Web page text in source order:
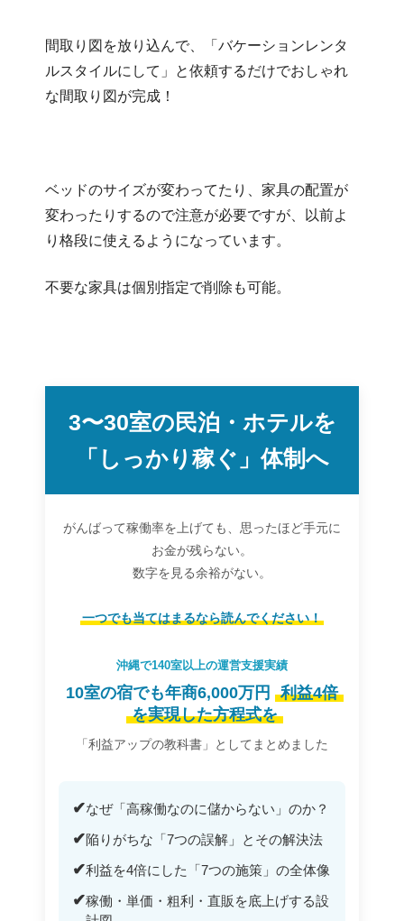
間取り図を放り込んで、「バケーションレンタ
ルスタイルにして」と依頼するだけでおしゃれ
な間取り図が完成！
ベッドのサイズが変わってたり、家具の配置が
変わったりするので注意が必要ですが、以前よ
り格段に使えるようになっています。
不要な家具は個別指定で削除も可能。
3〜30室の民泊・ホテルを
「しっかり稼ぐ」体制へ
がんばって稼働率を上げても、思ったほど手元に
お金が残らない。
数字を見る余裕がない。
一つでも当てはまるなら読んでください！
沖縄で140室以上の運営支援実績
10室の宿でも年商6,000万円
利益4倍
を実現した方程式を
「利益アップの教科書」としてまとめました
✔なぜ「高稼働なのに儲からない」のか？
✔陥りがちな「7つの誤解」とその解決法
✔利益を4倍にした「7つの施策」の全体像
✔稼働・単価・粗利・直販を底上げする設